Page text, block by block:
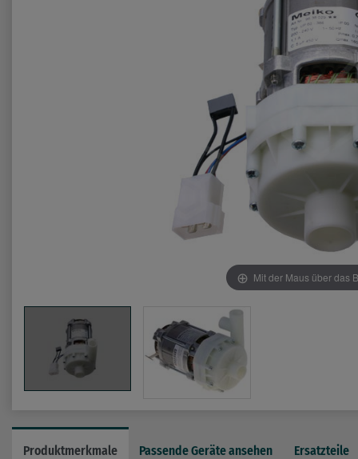
Mit der Maus über das
Produktmerkmale Passende Geräte ansehen Ersatzteile